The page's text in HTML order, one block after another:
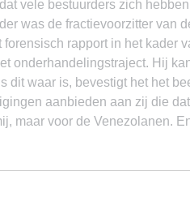
vele bestuurders zich
was de fractievoorzitter van
rapport in het kader
onderhandelingstraject. Hij
dit waar is, bevestigt het het
aanbieden aan zij die
maar voor de Venezolanen.